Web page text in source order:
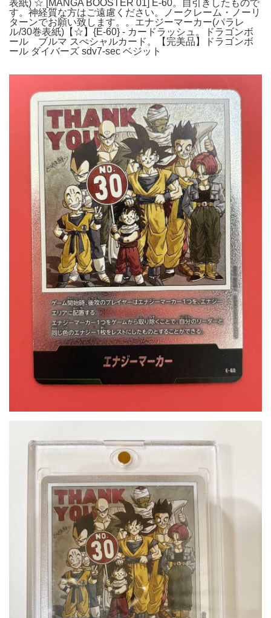
表紙) ☆ [MANGA BOOSTER 01] E-60。自引きしたもので
す。神経質な方はご遠慮ください。ノークレーム・ノーリ
ターンでお願い致します。。エナジーマーカー(パラレ
ル/30巻表紙)【☆】{E-60} - カードラッシュ。ドラゴンボ
ール ブルマ スぺシャルカード。【完美品】ドラゴンボ
ール ダイバーズ sdv7-sec ベジット